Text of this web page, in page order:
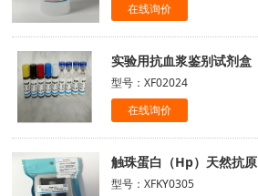
在线询价
实验用抗血浆鉴别试剂盒
型号：XF02024
在线询价
触珠蛋白（Hp）天然抗原
型号：XFKY0305